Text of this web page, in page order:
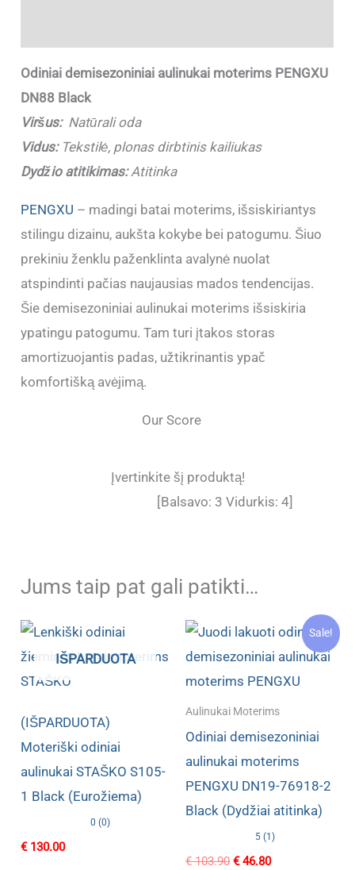
Odiniai demisezoniniai aulinukai moterims PENGXU
DN88 Black
Viršus:Natūrali oda
Vidus:Tekstilė, plonas dirbtinis kailiukas
Dydžio atitikimas:Atitinka
PENGXU – madingi batai moterims, išsiskiriantys
stilingu dizainu, aukšta kokybe bei patogumu. Šiuo
prekiniu ženklu paženklinta avalynė nuolat
atspindinti pačias naujausias mados tendencijas.
Šie demisezoniniai aulinukai moterims išsiskiria
ypatingu patogumu. Tam turi įtakos storas
amortizuojantis padas, užtikrinantis ypač
komfortišką avėjimą.
Our Score
Įvertinkite šį produktą!
[Balsavo: 3 Vidurkis: 4]
Jums taip pat gali patikti…
IŠPARDUOTA
(IŠPARDUOTA)
Moteriški odiniai
aulinukai STAŠKO S105-
1 Black (Eurožiema)
0 (0)
€130.00
Sale!
Aulinukai Moterims
Odiniai demisezoniniai
aulinukai moterims
PENGXU DN19-76918-2
Black (Dydžiai atitinka)
5 (1)
€103.90 Original
€46.80Current